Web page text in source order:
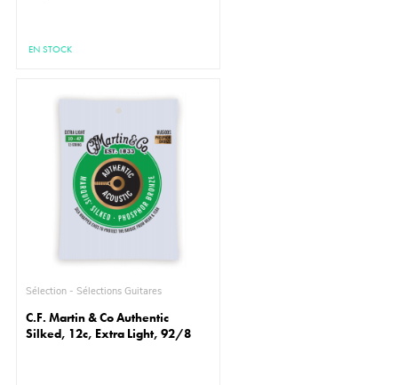
EN STOCK
Sélection - Sélections Guitares
C.F. Martin & Co Authentic
Silked, 12c, Extra Light, 92/8